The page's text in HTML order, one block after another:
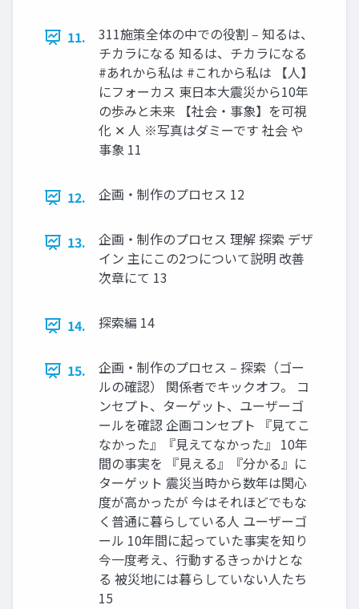
11.
311施策全体の中での役割 ‒ 知るは、
チカラになる 知るは、チカラになる
#あれから私は #これから私は 【⼈】
にフォーカス 東⽇本⼤震災から10年
の歩みと未来 【社会・事象】を可視
化 ✕ ⼈ ※写真はダミーです 社会 や
事象 11
12. 企画・制作のプロセス 12
13.
企画・制作のプロセス 理解 探索 デザ
イン 主にこの2つについて説明 改善
次章にて 13
14. 探索編 14
15.
企画・制作のプロセス ‒ 探索（ゴー
ルの確認） 関係者でキックオフ。 コ
ンセプト、ターゲット、ユーザーゴ
ールを確認 企画コンセプト 『⾒てこ
なかった』『⾒えてなかった』 10年
間の事実を 『⾒える』『分かる』に
ターゲット 震災当時から数年は関⼼
度が⾼かったが 今はそれほどでもな
く普通に暮らしている⼈ ユーザーゴ
ール 10年間に起っていた事実を知り
今⼀度考え、⾏動するきっかけとな
る 被災地には暮らしていない⼈たち
15